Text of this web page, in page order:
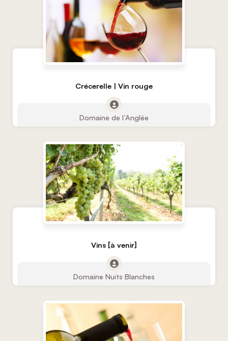
Crécerelle | Vin rouge
Domaine de l’Anglée
Vins [à venir]
Domaine Nuits Blanches